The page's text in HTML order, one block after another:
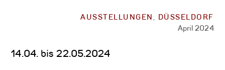
AUSSTELLUNGEN , DÜSSELDORF
April 2024
14.04. bis 22.05.2024